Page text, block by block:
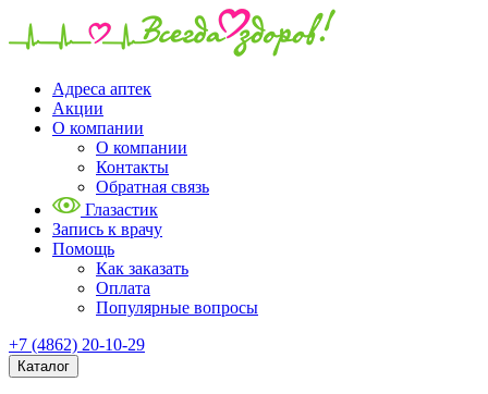
Адреса аптек
Акции
О компании
О компании
Контакты
Обратная связь
Глазастик
Запись к врачу
Помощь
Как заказать
Оплата
Популярные вопросы
+7 (4862) 20-10-29
Каталог